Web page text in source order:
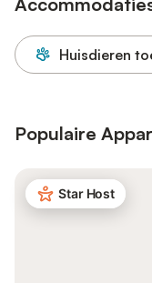
Huisdieren
Populaire
Star Host